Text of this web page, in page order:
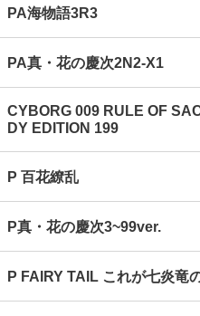
PA海物語3R3
PA真・花の慶次2N2-X1
CYBORG 009 RULE OF
DY EDITION 199
P 百花繚乱
P真・花の慶次3~99ver.
P FAIRY TAIL これが七炎竜